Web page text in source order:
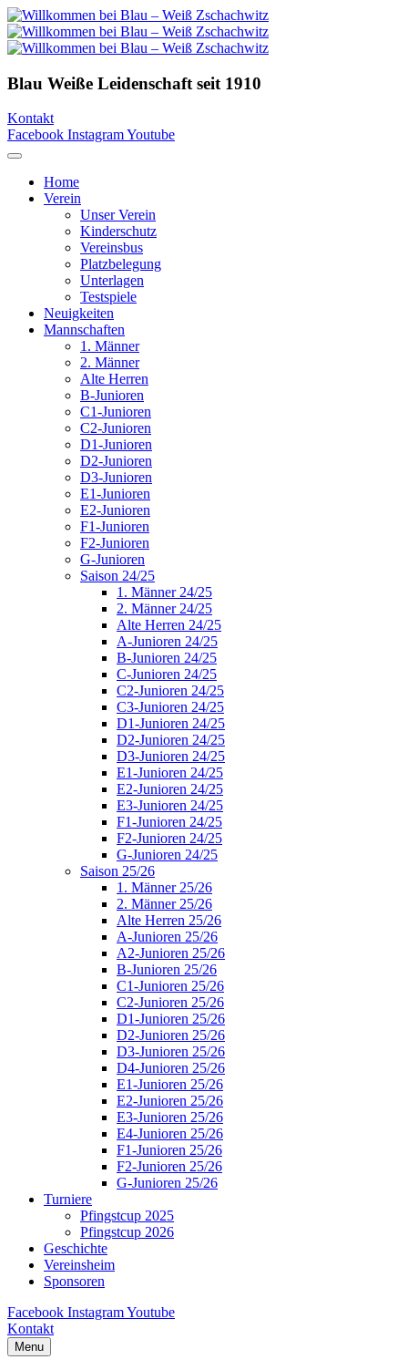
Blau Weiße Leidenschaft seit 1910
Kontakt
Facebook InstagramYoutube
Home
Verein
Unser Verein
Kinderschutz
Vereinsbus
Platzbelegung
Unterlagen
Testspiele
Neuigkeiten
Mannschaften
1. Männer
2. Männer
Alte Herren
B-Junioren
C1-Junioren
C2-Junioren
D1-Junioren
D2-Junioren
D3-Junioren
E1-Junioren
E2-Junioren
F1-Junioren
F2-Junioren
G-Junioren
Saison 24/25
1. Männer 24/25
2. Männer 24/25
Alte Herren 24/25
A-Junioren 24/25
B-Junioren 24/25
C-Junioren 24/25
C2-Junioren 24/25
C3-Junioren 24/25
D1-Junioren 24/25
D2-Junioren 24/25
D3-Junioren 24/25
E1-Junioren 24/25
E2-Junioren 24/25
E3-Junioren 24/25
F1-Junioren 24/25
F2-Junioren 24/25
G-Junioren 24/25
Saison 25/26
1. Männer 25/26
2. Männer 25/26
Alte Herren 25/26
A-Junioren 25/26
A2-Junioren 25/26
B-Junioren 25/26
C1-Junioren 25/26
C2-Junioren 25/26
D1-Junioren 25/26
D2-Junioren 25/26
D3-Junioren 25/26
D4-Junioren 25/26
E1-Junioren 25/26
E2-Junioren 25/26
E3-Junioren 25/26
E4-Junioren 25/26
F1-Junioren 25/26
F2-Junioren 25/26
G-Junioren 25/26
Turniere
Pfingstcup 2025
Pfingstcup 2026
Geschichte
Vereinsheim
Sponsoren
Facebook InstagramYoutube
Kontakt
Menu